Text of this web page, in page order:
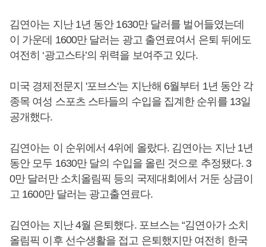
김연아는 지난 1년 동안 1630만 달러를 벌어들였는데
이 가운데 1600만 달러는 광고 출연료여서 은퇴 뒤에도
여전히 ‘광고스타’의 위력을 보여주고 있다.
미국 경제전문지 '포브스'는 지난해 6월부터 1년 동안 각
종목 여성 스포츠 스타들의 수입을 집계한 순위를 13일
공개했다.
김연아는 이 순위에서 4위에 올랐다. 김연아는 지난 1년
동안 모두 1630만 달의 수입을 올린 것으로 추정됐다. 3
0만 달러만 소치올림픽 등의 국제대회에서 거둔 상금이
고 1600만 달러는 광고출연료다.
김연아는 지난 4월 은퇴했다. 포브스는 “김연아가 소치
올림픽 이후 선수생활을 접고 은퇴했지만 여전히 한국